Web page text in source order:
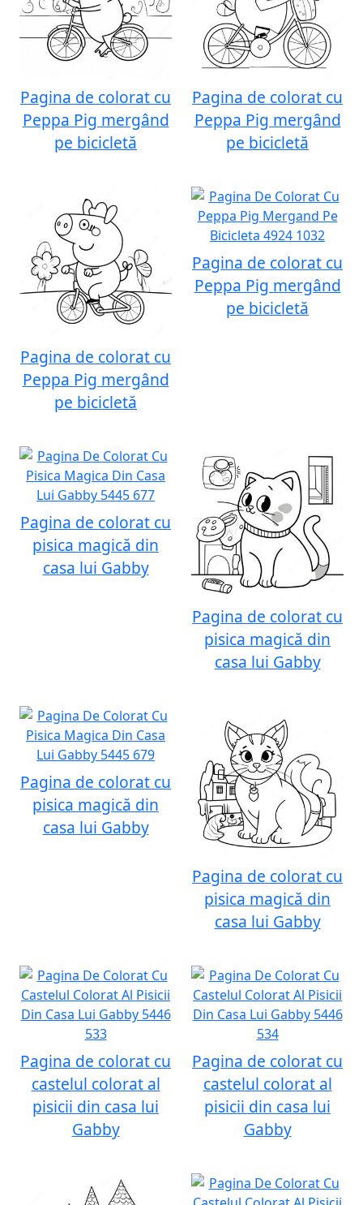
Pagina de colorat cu
Peppa Pig mergând
pe bicicletă
Pagina de colorat cu
Peppa Pig mergând
pe bicicletă
Pagina de colorat cu
Peppa Pig mergând
pe bicicletă
Pagina de colorat cu
Peppa Pig mergând
pe bicicletă
Pagina de colorat cu
pisica magică din
casa lui Gabby
Pagina de colorat cu
pisica magică din
casa lui Gabby
Pagina de colorat cu
pisica magică din
casa lui Gabby
Pagina de colorat cu
pisica magică din
casa lui Gabby
Pagina de colorat cu
castelul colorat al
pisicii din casa lui
Gabby
Pagina de colorat cu
castelul colorat al
pisicii din casa lui
Gabby